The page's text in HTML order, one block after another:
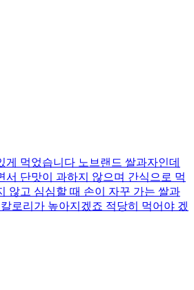
게 먹었습니다 노브랜드 쌀과자인데
서 단맛이 과하지 않으며 간식으로 먹
않고 심심할 때 손이 자꾸 가는 쌀과
로리가 높아지겠죠 적당히 먹어야 겠